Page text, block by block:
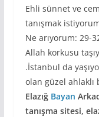
Ehli sünnet ve
tanışmak
Ne arıyorum: 29-
Allah korkusu
.İstanbul da
olan güzel ahlaklı
Elazığ Bayan
tanışma sitesi,